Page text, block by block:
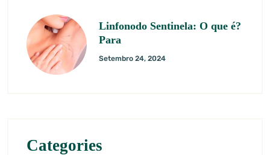
Linfonodo Sentinela: O que é?
Para
Setembro 24, 2024
Categories